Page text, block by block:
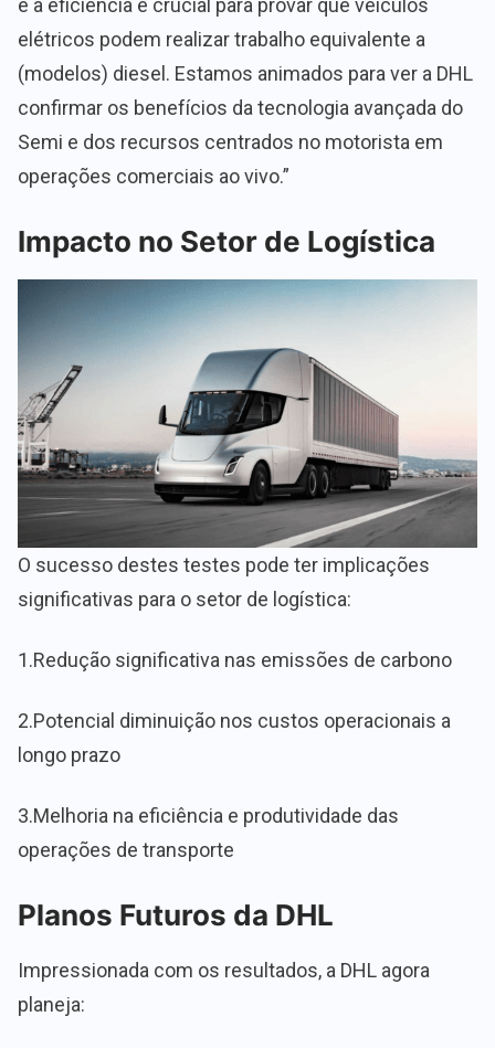
e a eficiência é crucial para provar que veículos
elétricos podem realizar trabalho equivalente a
(modelos) diesel. Estamos animados para ver a DHL
confirmar os benefícios da tecnologia avançada do
Semi e dos recursos centrados no motorista em
operações comerciais ao vivo.”
Impacto no Setor de Logística
O sucesso destes testes pode ter implicações
significativas para o setor de logística:
1.Redução significativa nas emissões de carbono
2.Potencial diminuição nos custos operacionais a
longo prazo
3.Melhoria na eficiência e produtividade das
operações de transporte
Planos Futuros da DHL
Impressionada com os resultados, a DHL agora
planeja: